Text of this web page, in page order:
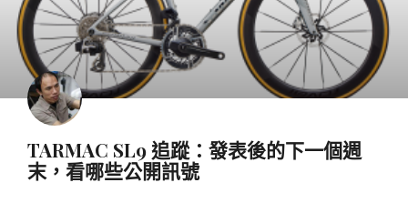
TARMAC SL9 追蹤：發表後的下一個週
末，看哪些公開訊號